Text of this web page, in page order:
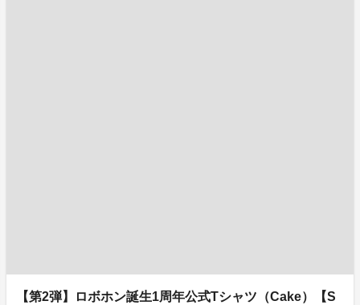
【第2弾】ロボホン誕生1周年公式Tシャツ（Cake）【S